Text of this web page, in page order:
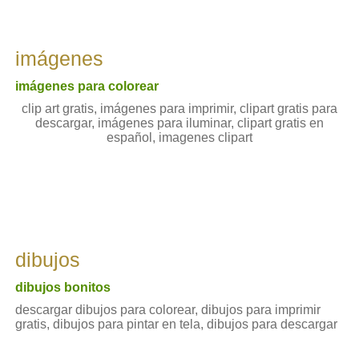
imágenes
imágenes para colorear
clip art gratis, imágenes para imprimir, clipart gratis para
descargar, imágenes para iluminar, clipart gratis en
español, imagenes clipart
dibujos
dibujos bonitos
descargar dibujos para colorear, dibujos para imprimir
gratis, dibujos para pintar en tela, dibujos para descargar